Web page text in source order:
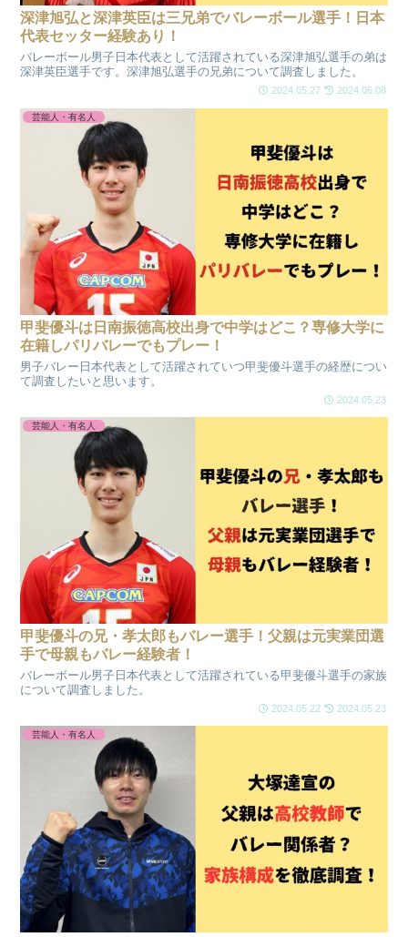
深津旭弘と深津英臣は三兄弟でバレーボール選手！日本
代表セッター経験あり！
バレーボール男子日本代表として活躍されている深津旭弘選手の弟は
深津英臣選手です。深津旭弘選手の兄弟について調査しました。
2024.05.27 2024.06.08
芸能人・有名人
甲斐優斗は日南振徳高校出身で中学はどこ？専修大学に
在籍しパリバレーでもプレー！
男子バレー日本代表として活躍されていつ甲斐優斗選手の経歴につい
て調査したいと思います。
2024.05.23
芸能人・有名人
甲斐優斗の兄・孝太郎もバレー選手！父親は元実業団選
手で母親もバレー経験者！
バレーボール男子日本代表として活躍されている甲斐優斗選手の家族
について調査しました。
2024.05.22 2024.05.23
芸能人・有名人